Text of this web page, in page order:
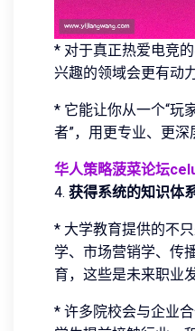
* 对于真正热爱电竞
兴趣的领域会更有动
* 它能让你从一个“玩
者”，用更专业、更深
华人策略菠菜论坛
4. 获得系统的知识体
* 大学教育提供的不
学、市场营销学、传
育，这些是未来职业
* 许多院校会与企业